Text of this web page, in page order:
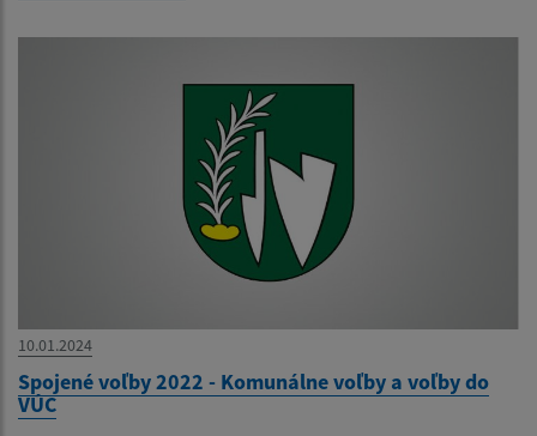
10.01.2024
Spojené voľby 2022 - Komunálne voľby a voľby do
VÚC